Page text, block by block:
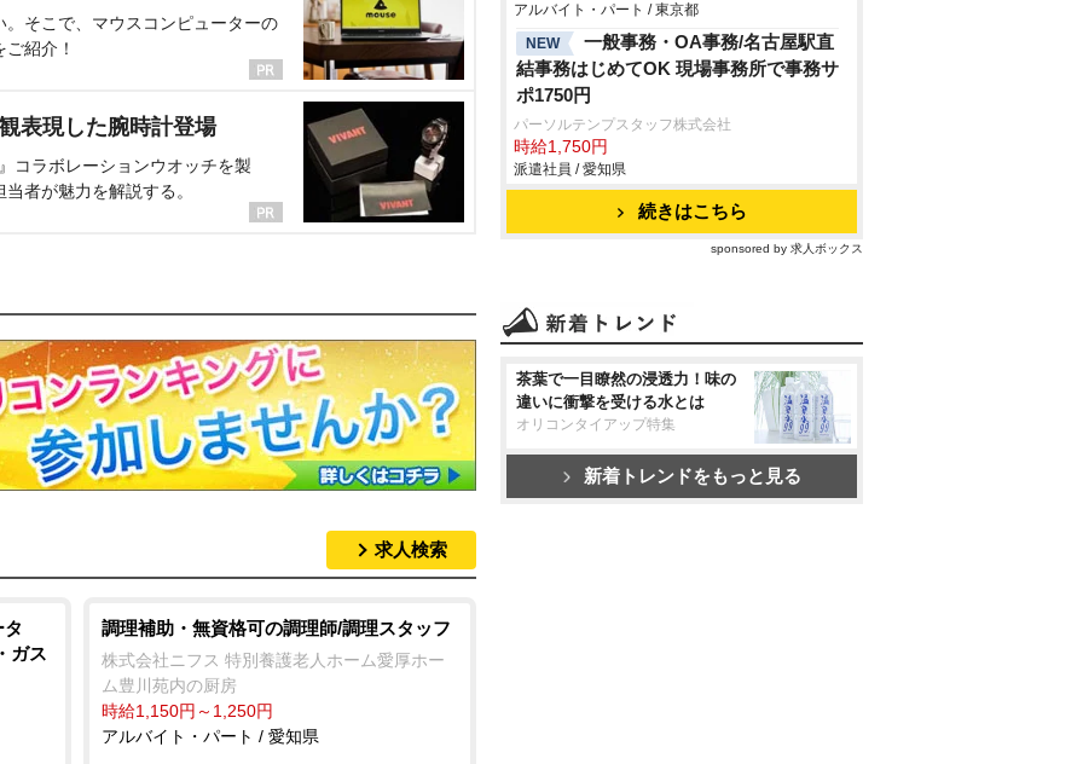
そこで、マウスコンピューターの
紹介！
表現した腕時計登場
コラボレーションウオッチを製
者が魅力を解説する。
求人検索
ガス
調理補助・無資格可の調理師/調理スタッフ
株式会社ニフス 特別養護老人ホーム愛厚ホー
ム豊川苑内の厨房
時給1,150円～1,250円
アルバイト・パート / 愛知県
アルバイト・パート / 東京都
NEW
一般事務・OA事務/名古屋駅直
結事務はじめてOK 現場事務所で事務サ
ポ1750円
パーソルテンプスタッフ株式会社
時給1,750円
派遣社員 / 愛知県
続きはこちら
sponsored by 求人ボックス
茶葉で一目瞭然の浸透力！味の
違いに衝撃を受ける水とは
オリコンタイアップ特集
新着トレンドをもっと見る